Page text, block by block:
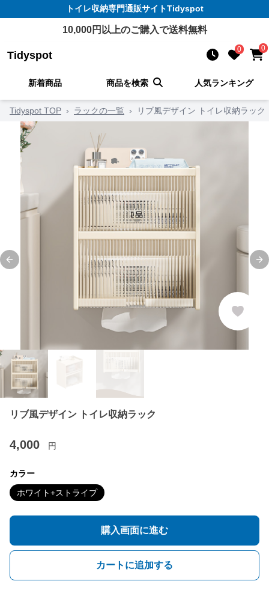
トイレ収納専門通販サイトTidyspot
10,000円以上のご購入で送料無料
Tidyspot 0 0
新着商品 商品を検索 人気ランキング
Tidyspot TOP › ラックの一覧 › リブ風デザイン トイレ収納ラック
Previous slide
リブ風デザイン トイレ収納ラック
4,000 円
カラー
ホワイト+ストライプ
購入画面に進む
カートに追加する